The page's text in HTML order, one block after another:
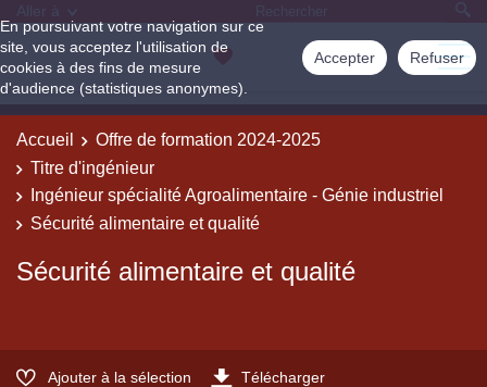
En poursuivant votre navigation sur ce
site, vous acceptez l'utilisation de
cookies à des fins de mesure
d'audience (statistiques anonymes).
Accepter Refuser
Accueil
Offre de formation 2024-2025
Titre d'ingénieur
Ingénieur spécialité Agroalimentaire - Génie industriel
Sécurité alimentaire et qualité
Sécurité alimentaire et qualité
Ajouter à la sélection Télécharger